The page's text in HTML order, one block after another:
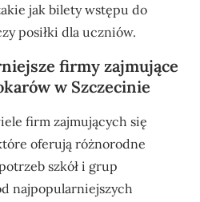
jak bilety wstępu do
posiłki dla uczniów.
firmy zajmujące
w Szczecinie
firm zajmujących się
oferują różnorodne
szkół i grup
najpopularniejszych